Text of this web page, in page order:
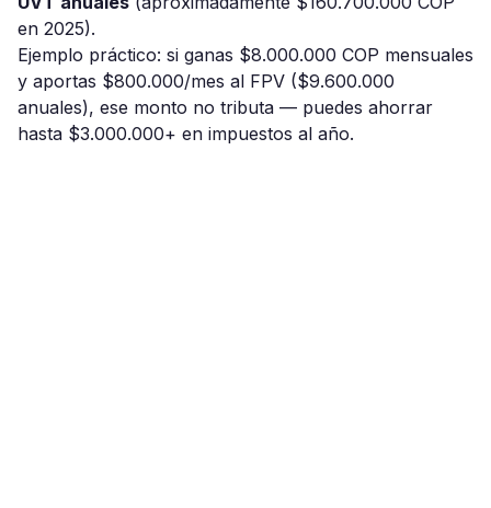
en 2025).
Ejemplo práctico: si ganas $8.000.000 COP mensuales
y aportas $800.000/mes al FPV ($9.600.000
anuales), ese monto no tributa — puedes ahorrar
hasta $3.000.000+ en impuestos al año.